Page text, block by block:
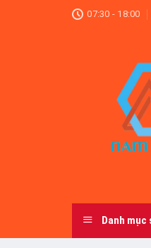
07:30 - 18:00
Danh mục